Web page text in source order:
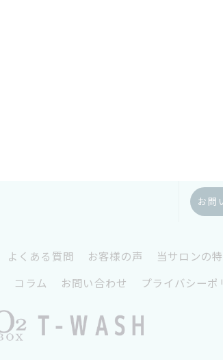
お問
よくある質問 お客様の声 当サロンの
コラム お問い合わせ プライバシーポ